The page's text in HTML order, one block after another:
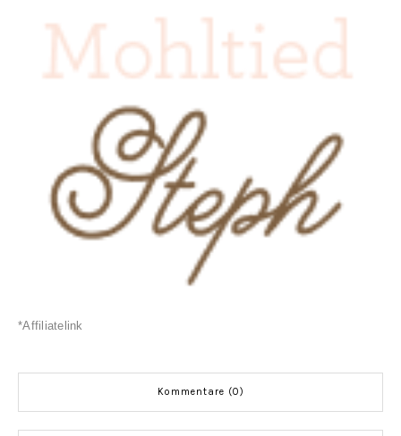
*Affiliatelink
Kommentare (0)